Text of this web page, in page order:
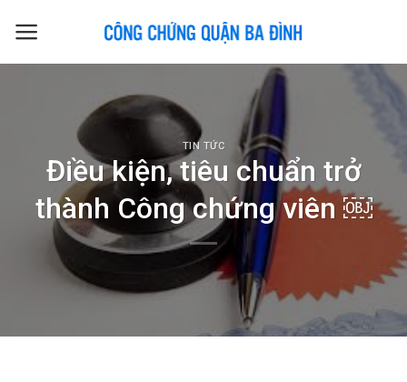
TIN TỨC
Điều kiện, tiêu chuẩn trở
thành Công chứng viên ￼